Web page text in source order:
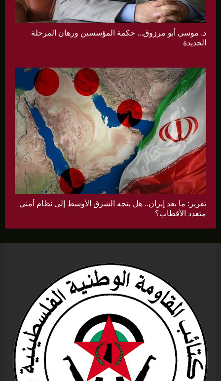
د. موسى أبو مرزوق... حكمة المؤسسين ورهان المرحلة
الجديدة
تقرير: ما بعد إيران.. هل يتجه الشرق الأوسط إلى نظام أمني
متعدد الأقطاب؟